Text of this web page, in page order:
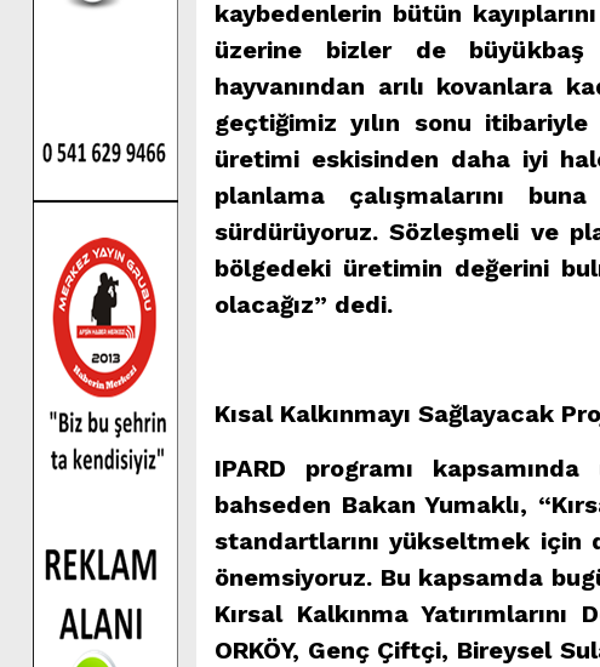
kaybedenlerin bütün
üzerine bizler de büyükbaş
hayvanından arılı kovanlara
geçtiğimiz yılın sonu
üretimi eskisinden daha iyi
planlama çalışmalarını
sürdürüyoruz. Sözleşmeli ve
bölgedeki üretimin değerini
olacağız” dedi.
Kısal Kalkınmayı Sağlayacak
IPARD programı
bahseden Bakan Yumaklı,
standartlarını yükseltmek için
önemsiyoruz. Bu kapsamda
Kırsal Kalkınma
ORKÖY, Genç Çiftçi, Bireysel